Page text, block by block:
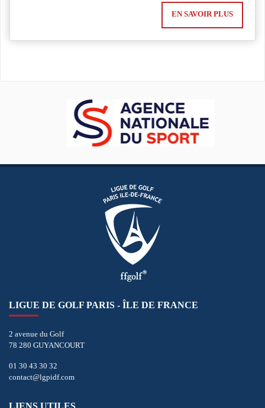
EN SAVOIR PLUS
LIGUE DE GOLF PARIS - ÎLE DE FRANCE
2 avenue du Golf
78 280 GUYANCOURT
01 30 43 30 32
contact@lgpidf.com
LIENS UTILES